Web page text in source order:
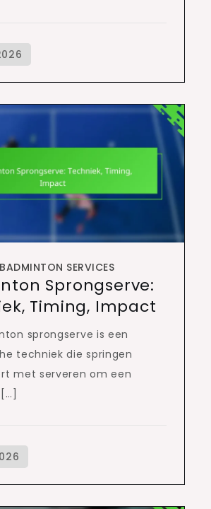
SERVICES
Sprongserve:
Timing, Impact
sprongserve is een
techniek die springen
met serveren om een